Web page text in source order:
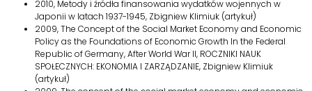
2010, Metody i źródła finansowania wydatków wojennych w
Japonii w latach 1937-1945, Zbigniew Klimiuk (artykuł)
2009, The Concept of the Social Market Economy and Economic
Policy as the Foundations of Economic Growth In the Federal
Republic of Germany, After World War II, ROCZNIKI NAUK
SPOŁECZNYCH: EKONOMIA I ZARZĄDZANIE, Zbigniew Klimiuk
(artykuł)